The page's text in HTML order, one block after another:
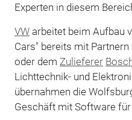
Experten in diesem
VWarbeitet beim Aufbau
Cars" bereits mit
oder dem Zulieferer
Lichttechnik- und
übernahmen die
Geschäft mit Software